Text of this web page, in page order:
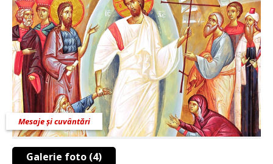
Galerie foto (4)
Mesaje și cuvântări